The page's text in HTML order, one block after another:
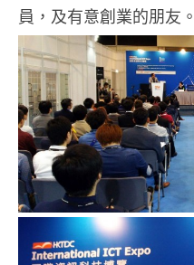
員，及有意創業的朋友